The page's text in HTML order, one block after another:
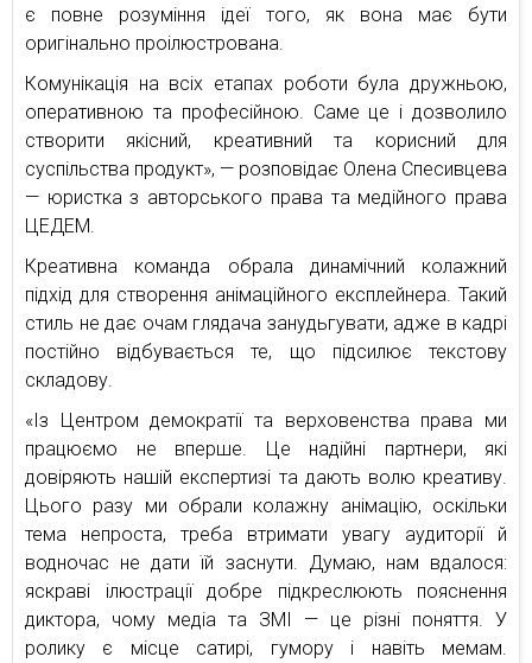
є повне розуміння ідеї того, як вона має бути
оригінально проілюстрована.
Комунікація на всіх етапах роботи була дружньою,
оперативною та професійною. Саме це і дозволило
створити якісний, креативний та корисний для
суспільства продукт», — розповідає Олена Спесивцева
— юристка з авторського права та медійного права
ЦЕДЕМ.
Креативна команда обрала динамічний колажний
підхід для створення анімаційного експлейнера. Такий
стиль не дає очам глядача занудьгувати, адже в кадрі
постійно відбувається те, що підсилює текстову
складову.
«Із Центром демократії та верховенства права ми
працюємо не вперше. Це надійні партнери, які
довіряють нашій експертизі та дають волю креативу.
Цього разу ми обрали колажну анімацію, оскільки
тема непроста, треба втримати увагу аудиторії й
водночас не дати їй заснути. Думаю, нам вдалося:
яскраві ілюстрації добре підкреслюють пояснення
диктора, чому медіа та ЗМІ — це різні поняття. У
ролику є місце сатирі, гумору і навіть мемам.